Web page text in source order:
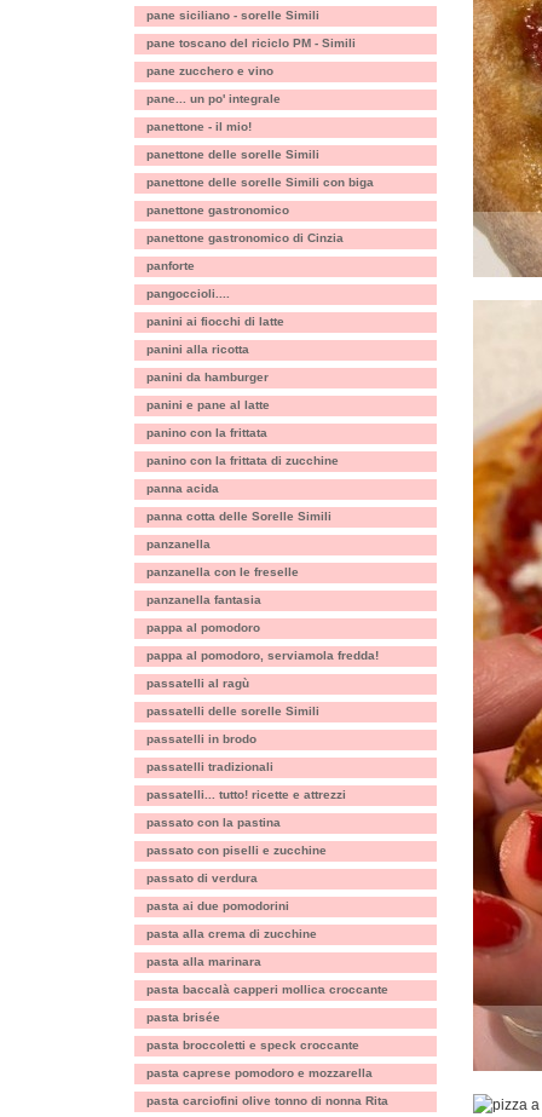
pane siciliano - sorelle Simili
pane toscano del riciclo PM - Simili
pane zucchero e vino
pane... un po' integrale
panettone - il mio!
panettone delle sorelle Simili
panettone delle sorelle Simili con biga
panettone gastronomico
panettone gastronomico di Cinzia
panforte
pangoccioli....
panini ai fiocchi di latte
panini alla ricotta
panini da hamburger
panini e pane al latte
panino con la frittata
panino con la frittata di zucchine
panna acida
panna cotta delle Sorelle Simili
panzanella
panzanella con le freselle
panzanella fantasia
pappa al pomodoro
pappa al pomodoro, serviamola fredda!
passatelli al ragù
passatelli delle sorelle Simili
passatelli in brodo
passatelli tradizionali
passatelli... tutto! ricette e attrezzi
passato con la pastina
passato con piselli e zucchine
passato di verdura
pasta ai due pomodorini
pasta alla crema di zucchine
pasta alla marinara
pasta baccalà capperi mollica croccante
pasta brisée
pasta broccoletti e speck croccante
pasta caprese pomodoro e mozzarella
pasta carciofini olive tonno di nonna Rita